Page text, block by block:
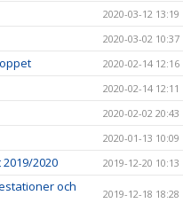
2020-03-12 13:19
2020-03-02 10:37
2020-02-14 12:16
2020-02-14 12:11
2020-02-02 20:43
2020-01-13 10:09
2020 2019-12-20 10:13
och
2019-12-18 18:28